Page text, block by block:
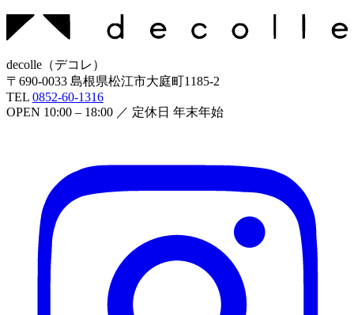
decolle （デコレ ）
〒 690-0033 島根県松江市大庭町1185-2
TEL 0852-60-1316
OPEN 10:00 – 18:00 ／ 定休日 年末年始